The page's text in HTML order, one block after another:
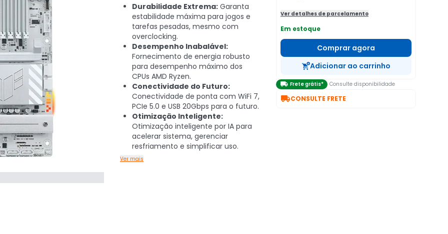
Durabilidade Extrema: Garanta
estabilidade máxima para jogos e
tarefas pesadas, mesmo com
overclocking.
Desempenho Inabalável:
Fornecimento de energia robusto
para desempenho máximo dos
CPUs AMD Ryzen.
Conectividade do Futuro:
Conectividade de ponta com WiFi 7,
PCIe 5.0 e USB 20Gbps para o futuro.
Otimização Inteligente:
Otimização inteligente por IA para
acelerar sistema, gerenciar
resfriamento e simplificar uso.
Ver mais
Ver detalhes de parcelamento
Em estoque
Comprar agora
Adicionar ao carrinho
 Frete grátis* Consulte disponibilidade
CONSULTE FRETE